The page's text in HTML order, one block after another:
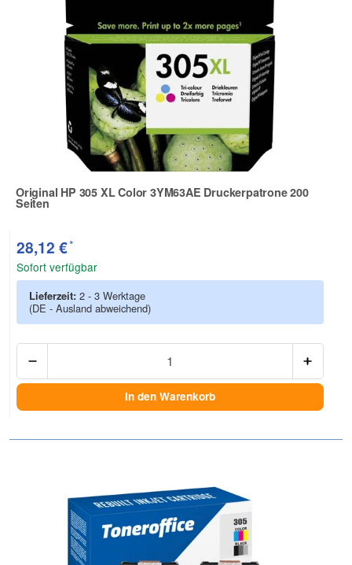
Original HP 305 XL Color 3YM63AE Druckerpatrone 200
Seiten
28,12 €*
Sofort verfügbar
Lieferzeit: 2 - 3 Werktage
(DE - Ausland abweichend)
In den Warenkorb